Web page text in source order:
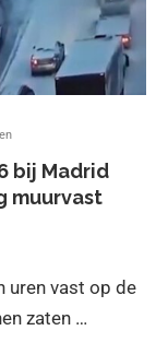
bij Madrid
muurvast
uren vast op de
zaten …